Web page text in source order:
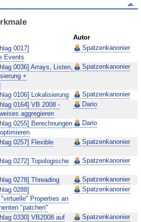
Autor
0017]
Events
Spatzenkanonier
0036] Arrays, Listen,
+
Spatzenkanonier
0106] Lokalisierung
Spatzenkanonier
0164] VB 2008 -
aggregieren
Dario
0255] Berechnungen
Dario
0257] Flexible
Spatzenkanonier
0272] Topologische
Spatzenkanonier
0278] Threading
Spatzenkanonier
0288]
"virtuelle" Properties an
"patchen"
Spatzenkanonier
0330] VB2008 auf
Spatzenkanonier